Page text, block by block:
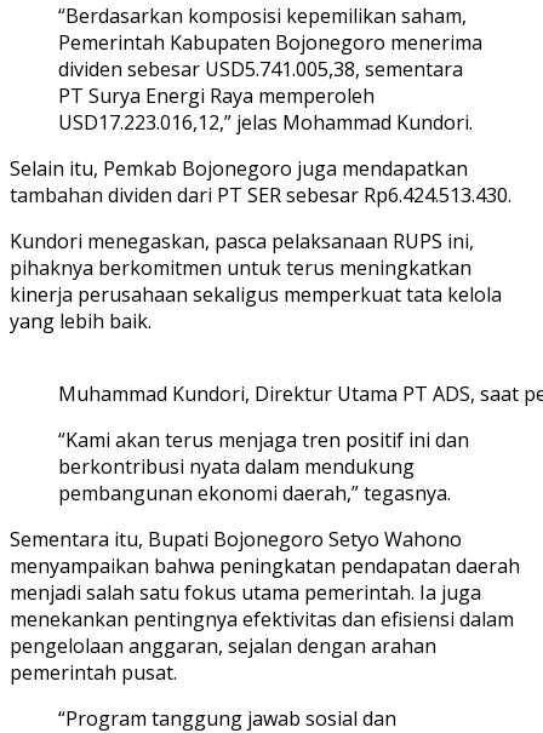
“Berdasarkan komposisi kepemilikan saham,
Pemerintah Kabupaten Bojonegoro menerima
dividen sebesar USD5.741.005,38, sementara
PT Surya Energi Raya memperoleh
USD17.223.016,12,” jelas Mohammad Kundori.
Selain itu, Pemkab Bojonegoro juga mendapatkan
tambahan dividen dari PT SER sebesar Rp6.424.513.430.
Kundori menegaskan, pasca pelaksanaan RUPS ini,
pihaknya berkomitmen untuk terus meningkatkan
kinerja perusahaan sekaligus memperkuat tata kelola
yang lebih baik.
Muhammad Kundori, Direktur Utama PT ADS, saat
“Kami akan terus menjaga tren positif ini dan
berkontribusi nyata dalam mendukung
pembangunan ekonomi daerah,” tegasnya.
Sementara itu, Bupati Bojonegoro Setyo Wahono
menyampaikan bahwa peningkatan pendapatan daerah
menjadi salah satu fokus utama pemerintah. Ia juga
menekankan pentingnya efektivitas dan efisiensi dalam
pengelolaan anggaran, sejalan dengan arahan
pemerintah pusat.
“Program tanggung jawab sosial dan